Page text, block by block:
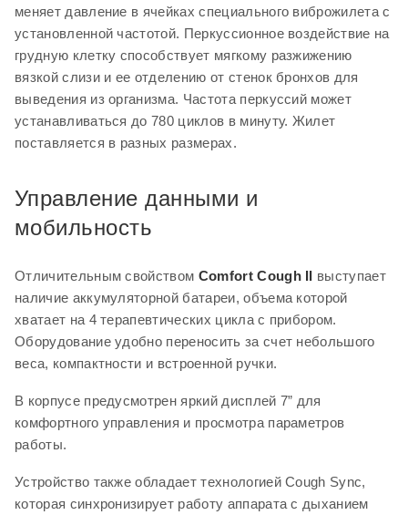
хватает на 4 терапевтических цикла с прибором.
Оборудование удобно переносить за счет небольшого
веса, компактности и встроенной ручки.
В корпусе предусмотрен яркий дисплей 7” для
комфортного управления и просмотра параметров
работы.
которая синхронизирует работу аппарата с дыханием
пользователя и имеет 9 уровней регулировки
чувствительности триггеров. Это важная функция при
при рассинхронизированной подаче воздуха.
Благодаря слоту для SD-карты на 8 ГбComfort Cough
IIможет сохранять данные терапии, которые легко
перенести на ПК для последующего анализа.
Опционально возможно подключение
пульсоксиметрического датчика для контроля уровня
насыщения гемоглобина в крови пациента кислородом.
Прибор удобно применять в медучреждениях и
домашних условиях.
меняет давление в ячейках специального виброжилета с
установленной частотой. Перкуссионное воздействие на
грудную клетку способствует мягкому разжижению
вязкой слизи и ее отделению от стенок бронхов для
выведения из организма. Частота перкуссий может
устанавливаться до 780 циклов в минуту. Жилет
поставляется в разных размерах.
Управление данными и
мобильность
Отличительным свойством Comfort Cough II выступает
наличие аккумуляторной батареи, объема которой
хватает на 4 терапевтических цикла с прибором.
Оборудование удобно переносить за счет небольшого
веса, компактности и встроенной ручки.
В корпусе предусмотрен яркий дисплей 7” для
комфортного управления и просмотра параметров
работы.
Устройство также обладает технологией Cough Sync,
которая синхронизирует работу аппарата с дыханием